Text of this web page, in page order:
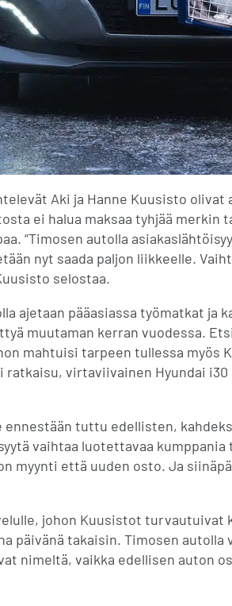
Aki ja Hanne Kuusisto
ei halua maksaa tyhjää merkin
“Timosen autolla
nyt saada paljon liikkeelle.
selostaa.
ajetaan pääasiassa työmatkat ja
muutaman kerran vuodessa.
mahtuisi tarpeen tullessa myös
virtaviivainen Hyundai
tuttu edellisten,
vaihtaa luotettavaa
myynti että uuden osto. Ja
johon Kuusistot turvautuivat
päivänä takaisin. Timosen
nimeltä, vaikka edellisen auton